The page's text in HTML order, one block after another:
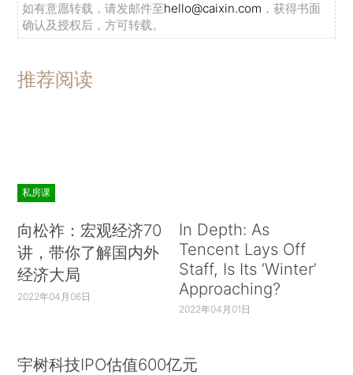
如有意愿转载，请发邮件至hello@caixin.com ，获得书面
确认及授权后，方可转载。
推荐阅读
私房课
向松祚：宏观经济70
讲，带你了解国内外
经济大局
2022年04月06日
In Depth: As
Tencent Lays Off
Staff, Is Its ‘Winter’
Approaching?
2022年04月01日
宇树科技IPO估值600亿元